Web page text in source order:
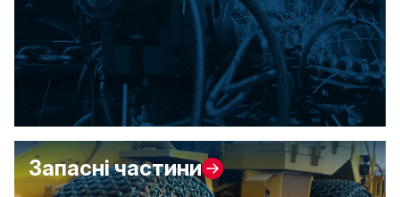
Запасні частини